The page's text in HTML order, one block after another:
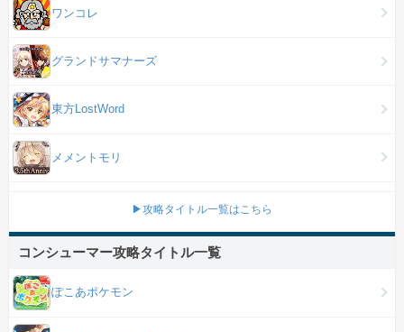
ワンコレ
グランドサマナーズ
東方LostWord
メメントモリ
▶攻略タイトル一覧はこちら
コンシューマー攻略タイトル一覧
ぽこあポケモン